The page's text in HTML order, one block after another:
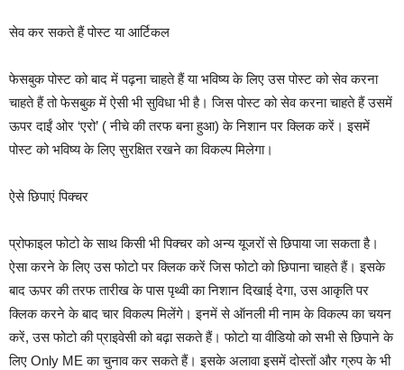
सेव कर सकते हैं पोस्ट या आर्टिकल
फेसबुक पोस्ट को बाद में पढ़ना चाहते हैं या भविष्य के लिए उस पोस्ट को सेव करना
चाहते हैं तो फेसबुक में ऐसी भी सुविधा भी है। जिस पोस्ट को सेव करना चाहते हैं उसमें
ऊपर दाईं ओर ‘एरो’ ( नीचे की तरफ बना हुआ) के निशान पर क्लिक करें। इसमें
पोस्ट को भविष्य के लिए सुरक्षित रखने का विकल्प मिलेगा।
ऐसे छिपाएं पिक्चर
प्रोफाइल फोटो के साथ किसी भी पिक्चर को अन्य यूजरों से छिपाया जा सकता है।
ऐसा करने के लिए उस फोटो पर क्लिक करें जिस फोटो को छिपाना चाहते हैं। इसके
बाद ऊपर की तरफ तारीख के पास पृथ्वी का निशान दिखाई देगा, उस आकृति पर
क्लिक करने के बाद चार विकल्प मिलेंगे। इनमें से ऑनली मी नाम के विकल्प का चयन
करें, उस फोटो की प्राइवेसी को बढ़ा सकते हैं। फोटो या वीडियो को सभी से छिपाने के
लिए Only ME का चुनाव कर सकते हैं। इसके अलावा इसमें दोस्तों और ग्रुप के भी